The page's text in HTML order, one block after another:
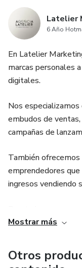
Latelier
6 Año
En Latelier
marcas personales
digitales.
Nos
embudos de
campañas de
También
emprendedores
ingresos vendiendo
formato suscripción
Mostrar más
Otros